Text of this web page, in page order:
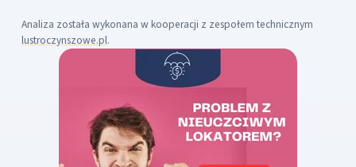
Analiza została wykonana w kooperacji z zespołem technicznym
lustroczynszowe.pl.